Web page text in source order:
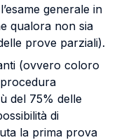
generale in
qualora non sia
prove parziali).
(ovvero coloro
del 75% delle
di
la prima prova